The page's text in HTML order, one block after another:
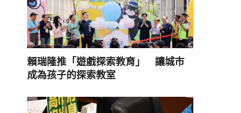
賴瑞隆推「遊戲探索教育」 讓城市
成為孩子的探索教室